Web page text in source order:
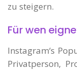
zu steigern.
Für wen
Instagram‘s
Privatperson,